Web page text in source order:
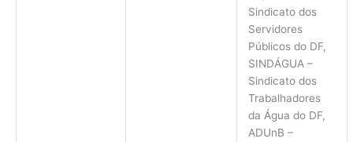
Sindicato dos
Servidores
Públicos do DF,
SINDÁGUA –
Sindicato dos
Trabalhadores
da Água do DF,
ADUnB –